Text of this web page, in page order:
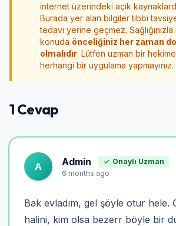
internet üzerindeki açık
Burada yer alan bilgiler tıbbi
tedavi yerine geçmez.
konuda önceliğiniz her zaman
olmalıdır. Lütfen uzman bir
herhangi bir uygulama yapmayınız.
1 Cevap
A Admin
Onaylı Uzman
6 months ago
Bak evladım, gel şöyle otur hele.
halini, kim olsa bezerr böyle bir